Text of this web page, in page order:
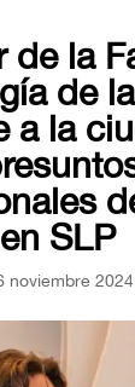
de la
de
a la
SLP
noviembre 2024